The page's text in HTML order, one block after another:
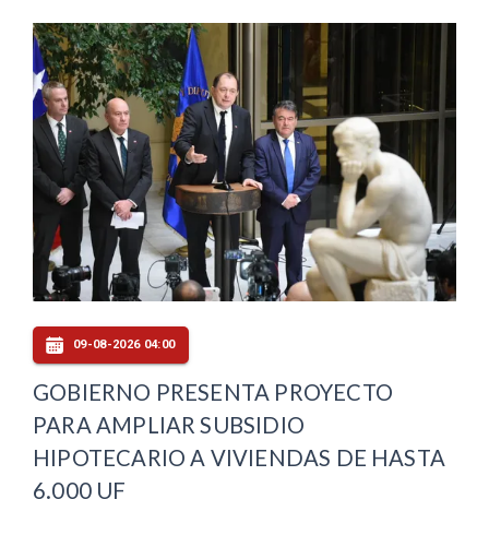
09-08-2026 04:00
GOBIERNO PRESENTA PROYECTO
PARA AMPLIAR SUBSIDIO
HIPOTECARIO A VIVIENDAS DE HASTA
6.000 UF